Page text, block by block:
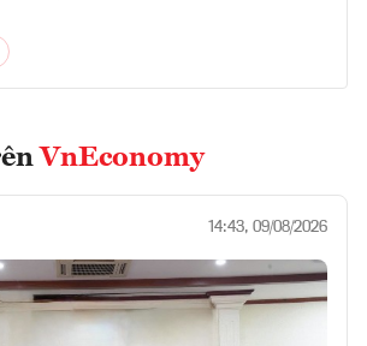
VnEconomy
14:43, 09/08/2026